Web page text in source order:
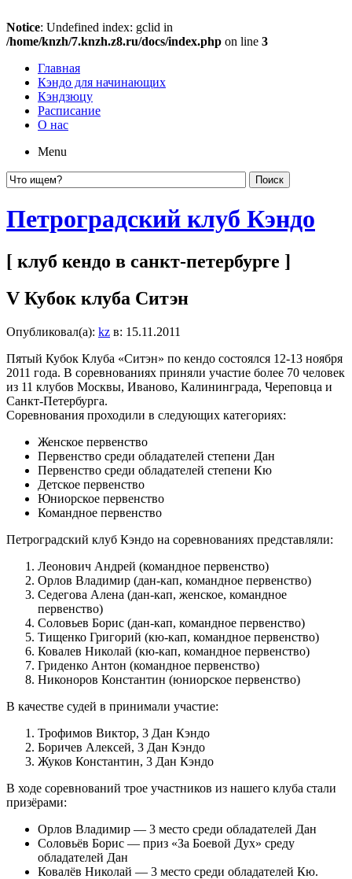
Notice: Undefined index: gclid in
/home/knzh/7.knzh.z8.ru/docs/index.php on line 3
Главная
Кэндо для начинающих
Кэндзюцу
Расписание
О нас
Menu
Петроградский клуб Кэндо
[ клуб кендо в санкт-петербурге ]
V Кубок клуба Ситэн
Опубликовал(а): kz в: 15.11.2011
Пятый Кубок Клуба «Ситэн» по кендо состоялся 12-13 ноября
2011 года. В соревнованиях приняли участие более 70 человек
из 11 клубов Москвы, Иваново, Калининграда, Череповца и
Санкт-Петербурга.
Соревнования проходили в следующих категориях:
Женское первенство
Первенство среди обладателей степени Дан
Первенство среди обладателей степени Кю
Детское первенство
Юниорское первенство
Командное первенство
Петроградский клуб Кэндо на соревнованиях представляли:
Леонович Андрей (командное первенство)
Орлов Владимир (дан-кап, командное первенство)
Седегова Алена (дан-кап, женское, командное
первенство)
Соловьев Борис (дан-кап, командное первенство)
Тищенко Григорий (кю-кап, командное первенство)
Ковалев Николай (кю-кап, командное первенство)
Гриденко Антон (командное первенство)
Никоноров Константин (юниорское первенство)
В качестве судей в принимали участие:
Трофимов Виктор, 3 Дан Кэндо
Боричев Алексей, 3 Дан Кэндо
Жуков Константин, 3 Дан Кэндо
В ходе соревнований трое участников из нашего клуба стали
призёрами:
Орлов Владимир — 3 место среди обладателей Дан
Соловьёв Борис — приз «За Боевой Дух» среду
обладателей Дан
Ковалёв Николай — 3 место среди обладателей Кю.